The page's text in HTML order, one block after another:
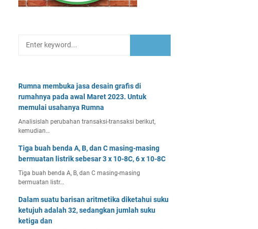
Rumna membuka jasa desain grafis di
rumahnya pada awal Maret 2023. Untuk
memulai usahanya Rumna
Analisislah perubahan transaksi-transaksi berikut,
kemudian…
Tiga buah benda A, B, dan C masing-masing
bermuatan listrik sebesar 3 x 10-8C, 6 x 10-8C
Tiga buah benda A, B, dan C masing-masing
bermuatan listr…
Dalam suatu barisan aritmetika diketahui suku
ketujuh adalah 32, sedangkan jumlah suku
ketiga dan